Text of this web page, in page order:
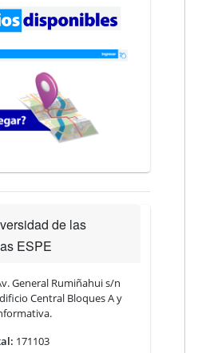
de las
ESPE
General Rumiñahui s/n
Central Bloques A y
171103